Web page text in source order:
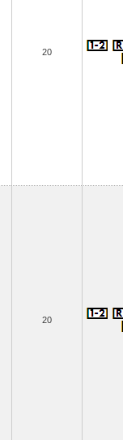
20
20